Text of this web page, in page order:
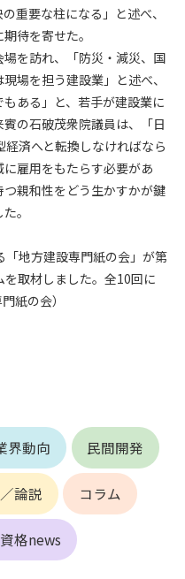
重要な柱になる」と述べ、
待を寄せた。
を訪れ、「防災・減災、国
場を担う建設業」と述べ、
もある」と、若手が建設業に
の石破茂衆院議員は、「日
済へと転換しなければなら
雇用をもたらす必要があ
親和性をどう生かすかが鍵
。
地方建設専門紙の会」が第
取材しました。全10回に
紙の会）
界動向 民間開発
論説 コラム
格news
る行為
を送信又は書き込む行為
的とした行為
びダウンロードした情報
転売し、または転売のため
下に該当する、またはその
除できるものとします。
合
ビス内容の変更(新規追加、
中止または廃止することが
会員または他の第三者が
責任をも負わないものと